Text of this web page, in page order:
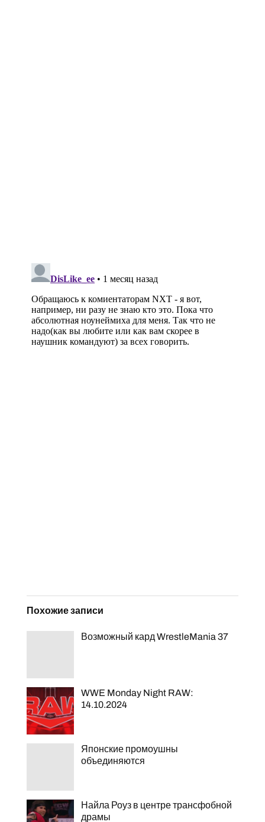
Похожие записи
Возможный кард WrestleMania 37
WWE Monday Night RAW:
14.10.2024
Японские промоушны
объединяются
Найла Роуз в центре трансфобной
драмы